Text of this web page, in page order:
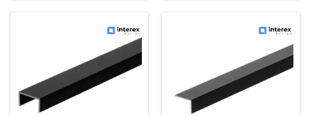
Namjena: klizna vrata za
ugradbene ormare
Duljina...